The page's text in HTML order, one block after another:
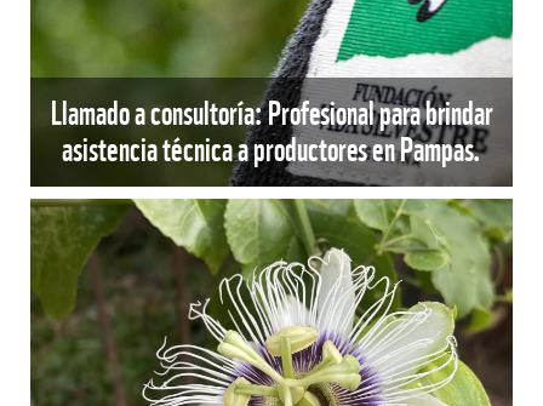
Llamado a consultoría: Profesional para brindar
asistencia técnica a productores en Pampas.